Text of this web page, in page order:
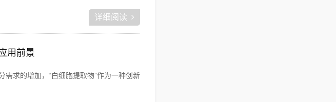
详细阅读
用前景
求的增加，“白细胞提取物”作为一种创新